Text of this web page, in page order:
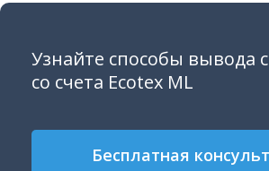
Узнайте способы вывода
со счета Ecotex ML
Бесплатная